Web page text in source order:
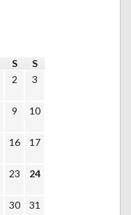
S S
2 3
9 10
16 17
23 24
30 31